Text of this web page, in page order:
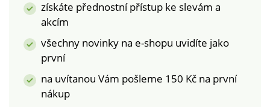
získáte přednostní přístup ke slevám a
akcím
všechny novinky na e-shopu uvidíte jako
první
na uvítanou Vám pošleme 150 Kč na první
nákup